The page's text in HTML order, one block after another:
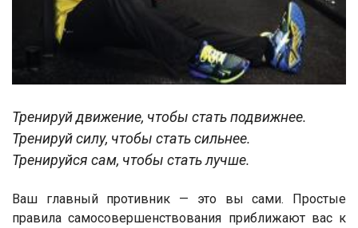
Тренируй движение, чтобы стать подвижнее.
Тренируй силу, чтобы стать сильнее.
Тренируйся сам, чтобы стать лучше.
Ваш главный противник — это вы сами. Простые
правила самосовершенствования приближают вас к